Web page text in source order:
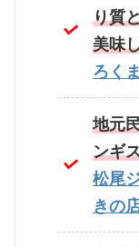
り質
美味
ろくま
地元
ンギ
松尾
きの